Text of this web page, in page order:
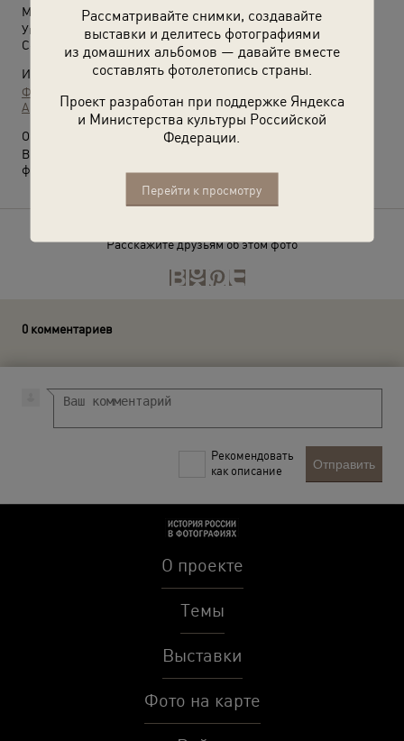
Рассматривайте снимки, создавайте
выставки и делитесь фотографиями
из домашних альбомов — давайте вместе
составлять фотолетопись страны.
Проект разработан при поддержке Яндекса
и Министерства культуры Российской
Федерации.
Перейти к просмотру
Место съемки:
Украинская ССР , Черниговская обл., Черниговский р-н, пос.
Седнев
Источники:
Фотографии пользователей russiainphoto.ru
Архив Владимира Александровича Карлова
О фотографии:
Выставка
фотографией.
Расскажите друзьям об этом фото
0 комментариев
Рекомендовать
как описание
Отправить
О проекте
Темы
Выставки
Фото на карте